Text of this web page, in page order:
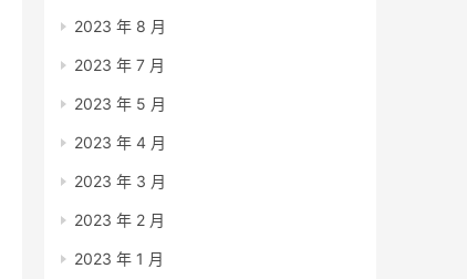
2023 年 8 月
2023 年 7 月
2023 年 5 月
2023 年 4 月
2023 年 3 月
2023 年 2 月
2023 年 1 月